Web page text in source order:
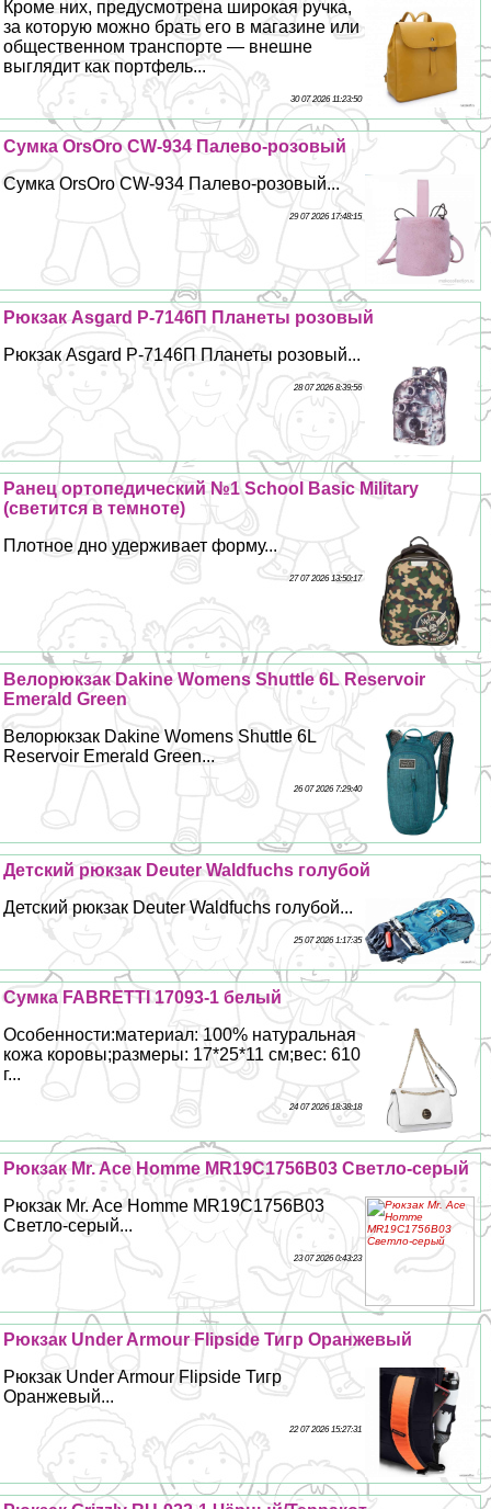
Кроме них, предусмотрена широкая ручка,
за которую можно брать его в магазине или
общественном трaнcпорте — внешне
выглядит как портфель...
30 07 2026 11:23:50
Сумка OrsOro CW-934 Палево-розовый
Сумка OrsOro CW-934 Палево-розовый...
29 07 2026 17:48:15
Рюкзак Asgard Р-7146П Планеты розовый
Рюкзак Asgard Р-7146П Планеты розовый...
28 07 2026 8:39:56
Ранец ортопедический №1 School Basic Military
(светится в темноте)
Плотное дно удерживает форму...
27 07 2026 13:50:17
Велорюкзак Dakine Womens Shuttle 6L Reservoir
Emerald Green
Велорюкзак Dakine Womens Shuttle 6L
Reservoir Emerald Green...
26 07 2026 7:29:40
Детский рюкзак Deuter Waldfuchs гoлyбой
Детский рюкзак Deuter Waldfuchs гoлyбой...
25 07 2026 1:17:35
Сумка FABRETTI 17093-1 белый
Особенности:материал: 100% натуральная
кожа коровы;размеры: 17*25*11 см;вес: 610
г...
24 07 2026 18:38:18
Рюкзак Mr. Ace Homme MR19C1756B03 Светло-серый
Рюкзак Mr. Ace Homme MR19C1756B03
Светло-серый...
23 07 2026 0:43:23
Рюкзак Under Armour Flipside Тигр Оранжевый
Рюкзак Under Armour Flipside Тигр
Оранжевый...
22 07 2026 15:27:31